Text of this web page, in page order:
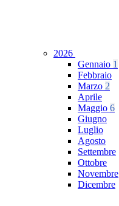
2026
Gennaio 1
Febbraio
Marzo 2
Aprile
Maggio 6
Giugno
Luglio
Agosto
Settembre
Ottobre
Novembre
Dicembre